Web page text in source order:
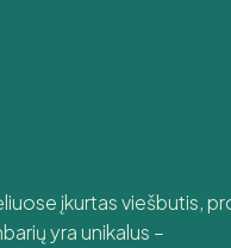
įkurtas viešbutis,
yra unikalus –